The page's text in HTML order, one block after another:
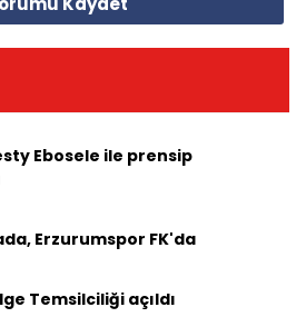
Ebosele ile prensip
Erzurumspor FK'da
Temsilciliği açıldı